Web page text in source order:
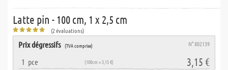
Latte pin - 100 cm, 1 x 2,5 cm
(2 évaluations)
Prix dégressifs (TVA comprise) N° 802139
1 pce (100cm = 3,15 €) 3,15 €